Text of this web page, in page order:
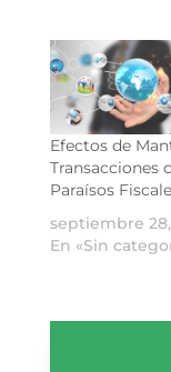
Efectos de
Transacciones
Paraísos
septiembre
En «Sin